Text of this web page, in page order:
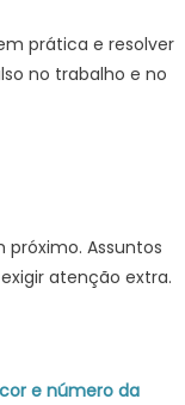
prática e resolver
no trabalho e no
próximo. Assuntos
atenção extra.
e número da